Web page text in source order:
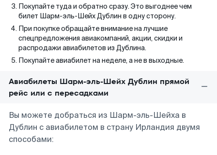
Покупайте туда и обратно сразу. Это выгоднее чем
билет Шарм-эль-Шейх Дублин в одну сторону.
При покупке обращайте внимание на лучшие
спецпредложения авиакомпаний, акции, скидки и
распродажи авиабилетов из Дублина.
Покупайте авиабилет на неделе, а не в выходные.
Авиабилеты Шарм-эль-Шейх Дублин прямой
рейс или с пересадками
Вы можете добраться из Шарм-эль-Шейха в
Дублин с авиабилетом в страну Ирландия двумя
способами: